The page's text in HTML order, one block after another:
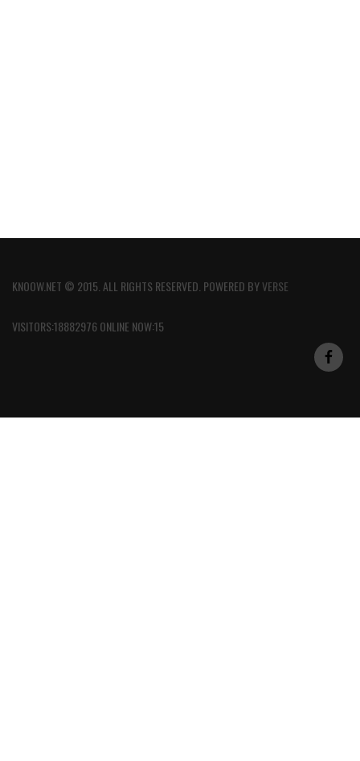
KNOOW.NET © 2015. ALL RIGHTS RESERVED. POWERED BYVERSE
VISITORS:18882976 ONLINE NOW:15